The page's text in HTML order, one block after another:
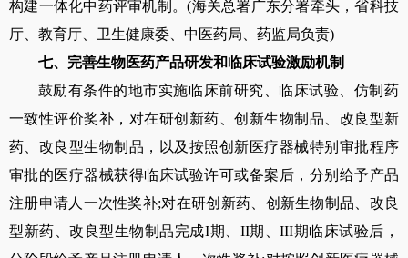
构建一体化中药评审机制。(海关总署广东分署牵头，省科技
厅、教育厅、卫生健康委、中医药局、药监局负责)
七、完善生物医药产品研发和临床试验激励机制
鼓励有条件的地市实施临床前研究、临床试验、仿制药
一致性评价奖补，对在研创新药、创新生物制品、改良型新
药、改良型生物制品，以及按照创新医疗器械特别审批程序
审批的医疗器械获得临床试验许可或备案后，分别给予产品
注册申请人一次性奖补;对在研创新药、创新生物制品、改良
型新药、改良型生物制品完成I期、 II期、III期临床试验后，